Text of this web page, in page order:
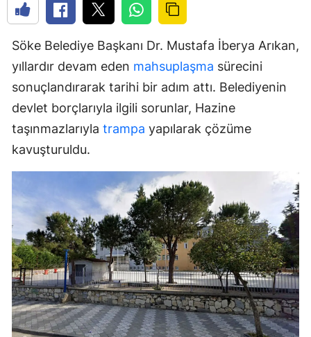
Söke Belediye Başkanı Dr. Mustafa İberya Arıkan,
yıllardır devam eden mahsuplaşma sürecini
sonuçlandırarak tarihi bir adım attı. Belediyenin
devlet borçlarıyla ilgili sorunlar, Hazine
taşınmazlarıyla trampa yapılarak çözüme
kavuşturuldu.